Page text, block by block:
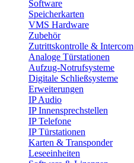
Software
Speicherkarten
VMS Hardware
Zubehör
Zutrittskontrolle & Intercom
Analoge Türstationen
Aufzug-Notrufsysteme
Digitale Schließsysteme
Erweiterungen
IP Audio
IP Innensprechstellen
IP Telefone
IP Türstationen
Karten & Transponder
Leseeinheiten